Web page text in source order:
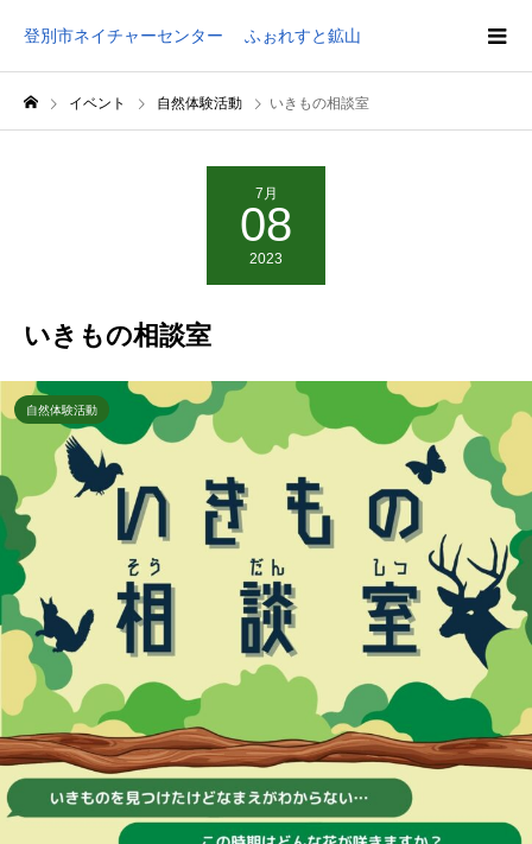
登別市ネイチャーセンター ふぉれすと鉱山
イベント 自然体験活動 いきもの相談室
7月
08
2023
いきもの相談室
自然体験活動